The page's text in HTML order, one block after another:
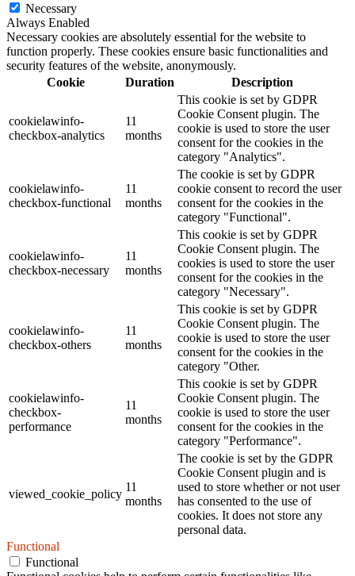
Necessary
Always Enabled
Necessary cookies are absolutely essential for the website to
function properly. These cookies ensure basic functionalities and
security features of the website, anonymously.
Cookie
Duration Description
cookielawinfo-
checkbox-analytics
11
months
This cookie is set by GDPR
Cookie Consent plugin. The
cookie is used to store the user
consent for the cookies in the
category "Analytics".
cookielawinfo-
checkbox-functional
11
months
The cookie is set by GDPR
cookie consent to record the user
consent for the cookies in the
category "Functional".
cookielawinfo-
checkbox-necessary
11
months
This cookie is set by GDPR
Cookie Consent plugin. The
cookies is used to store the user
consent for the cookies in the
category "Necessary".
cookielawinfo-
checkbox-others
11
months
This cookie is set by GDPR
Cookie Consent plugin. The
cookie is used to store the user
consent for the cookies in the
category "Other.
cookielawinfo-
checkbox-
performance
11
months
This cookie is set by GDPR
Cookie Consent plugin. The
cookie is used to store the user
consent for the cookies in the
category "Performance".
viewed_cookie_policy
11
months
The cookie is set by the GDPR
Cookie Consent plugin and is
used to store whether or not user
has consented to the use of
cookies. It does not store any
personal data.
Functional
Functional